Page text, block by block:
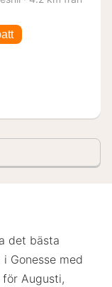
det bästa
Gonesse med
Augusti,